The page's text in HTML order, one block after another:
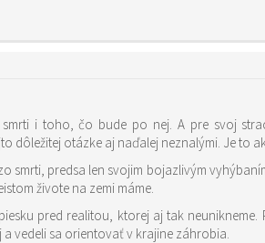
i toho, čo bude po nej. A pre svoj
dôležitej otázke aj naďalej neznalými. Je to
smrti, predsa len svojim bojazlivým
živote na zemi máme.
pred realitou, ktorej aj tak
vedeli sa orientovať v krajine záhrobia.